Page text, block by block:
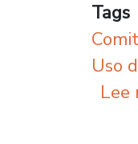
Tags
Uso
Lee